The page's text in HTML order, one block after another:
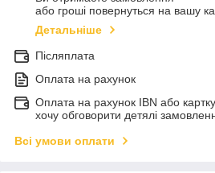
або гроші повернуться на вашу
Детальніше
Післяплата
Оплата на рахунок
Оплата на рахунок IBN або
хочу обговорити детялі
Всі умови оплати